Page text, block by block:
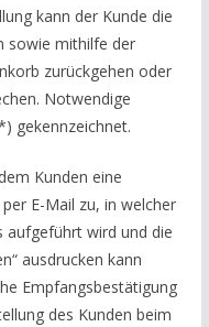
kann der Kunde die
sowie mithilfe der
zurückgehen oder
Notwendige
gekennzeichnet.
Kunden eine
E-Mail zu, in welcher
aufgeführt wird und die
ausdrucken kann
Empfangsbestätigung
des Kunden beim